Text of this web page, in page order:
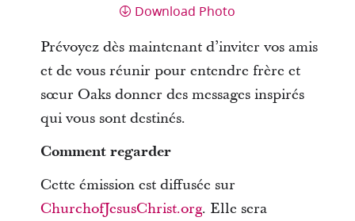
Download Photo
Prévoyez dès maintenant d’inviter vos amis
et de vous réunir pour entendre frère et
sœur Oaks donner des messages inspirés
qui vous sont destinés.
Comment regarder
Cette émission est diffusée sur
ChurchofJesusChrist.org. Elle sera